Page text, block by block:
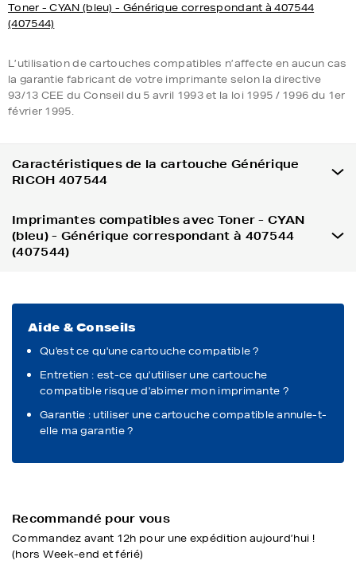
Toner - CYAN (bleu) - Générique correspondant à 407544
(407544)
L’utilisation de cartouches compatibles n’affecte en aucun cas
la garantie fabricant de votre imprimante selon la directive
93/13 CEE du Conseil du 5 avril 1993 et la loi 1995 / 1996 du 1er
février 1995.
Caractéristiques de la cartouche Générique
RICOH 407544
Imprimantes compatibles avec Toner - CYAN
(bleu) - Générique correspondant à 407544
(407544)
Aide & Conseils
Qu'est ce qu'une cartouche compatible ?
Entretien : est-ce qu'utiliser une cartouche
compatible risque d'abimer mon imprimante ?
Garantie : utiliser une cartouche compatible annule-t-
elle ma garantie ?
Recommandé pour vous
Commandez avant 12h pour une expédition aujourd’hui !
(hors Week-end et férié)